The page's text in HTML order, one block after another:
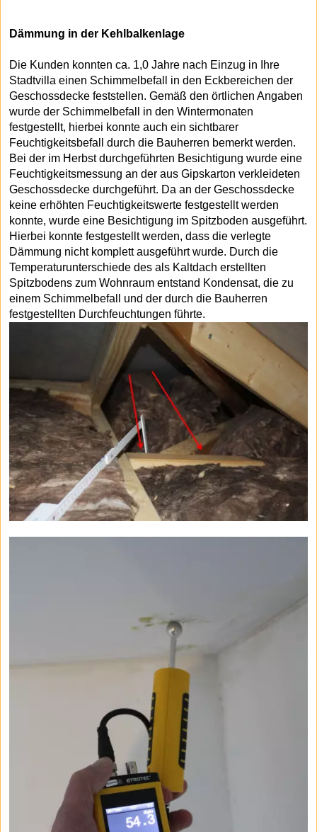
Dämmung in der Kehlbalkenlage
Die Kunden konnten ca. 1,0 Jahre nach Einzug in Ihre
Stadtvilla einen Schimmelbefall in den Eckbereichen der
Geschossdecke feststellen. Gemäß den örtlichen Angaben
wurde der Schimmelbefall in den Wintermonaten
festgestellt, hierbei konnte auch ein sichtbarer
Feuchtigkeitsbefall durch die Bauherren bemerkt werden.
Bei der im Herbst durchgeführten Besichtigung wurde eine
Feuchtigkeitsmessung an der aus Gipskarton verkleideten
Geschossdecke durchgeführt. Da an der Geschossdecke
keine erhöhten Feuchtigkeitswerte festgestellt werden
konnte, wurde eine Besichtigung im Spitzboden ausgeführt.
Hierbei konnte festgestellt werden, dass die verlegte
Dämmung nicht komplett ausgeführt wurde. Durch die
Temperaturunterschiede des als Kaltdach erstellten
Spitzbodens zum Wohnraum entstand Kondensat, die zu
einem Schimmelbefall und der durch die Bauherren
festgestellten Durchfeuchtungen führte.